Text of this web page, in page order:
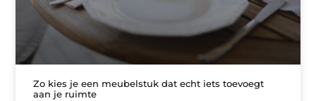
Zo kies je een meubelstuk dat echt iets toevoegt
aan je ruimte